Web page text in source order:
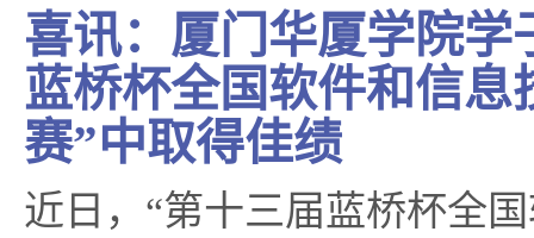
喜讯：厦门华厦学院学
蓝桥杯全国软件和信息
赛”中取得佳绩
近日，“第十三届蓝桥杯全